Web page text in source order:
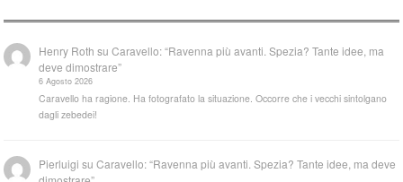
Henry Roth suCaravello: “Ravenna più avanti. Spezia? Tante idee, ma
deve dimostrare”
6 Agosto 2026
Caravello ha ragione. Ha fotografato la situazione. Occorre che i vecchi sintolgano
dagli zebedei!
Pierluigi suCaravello: “Ravenna più avanti. Spezia? Tante idee, ma deve